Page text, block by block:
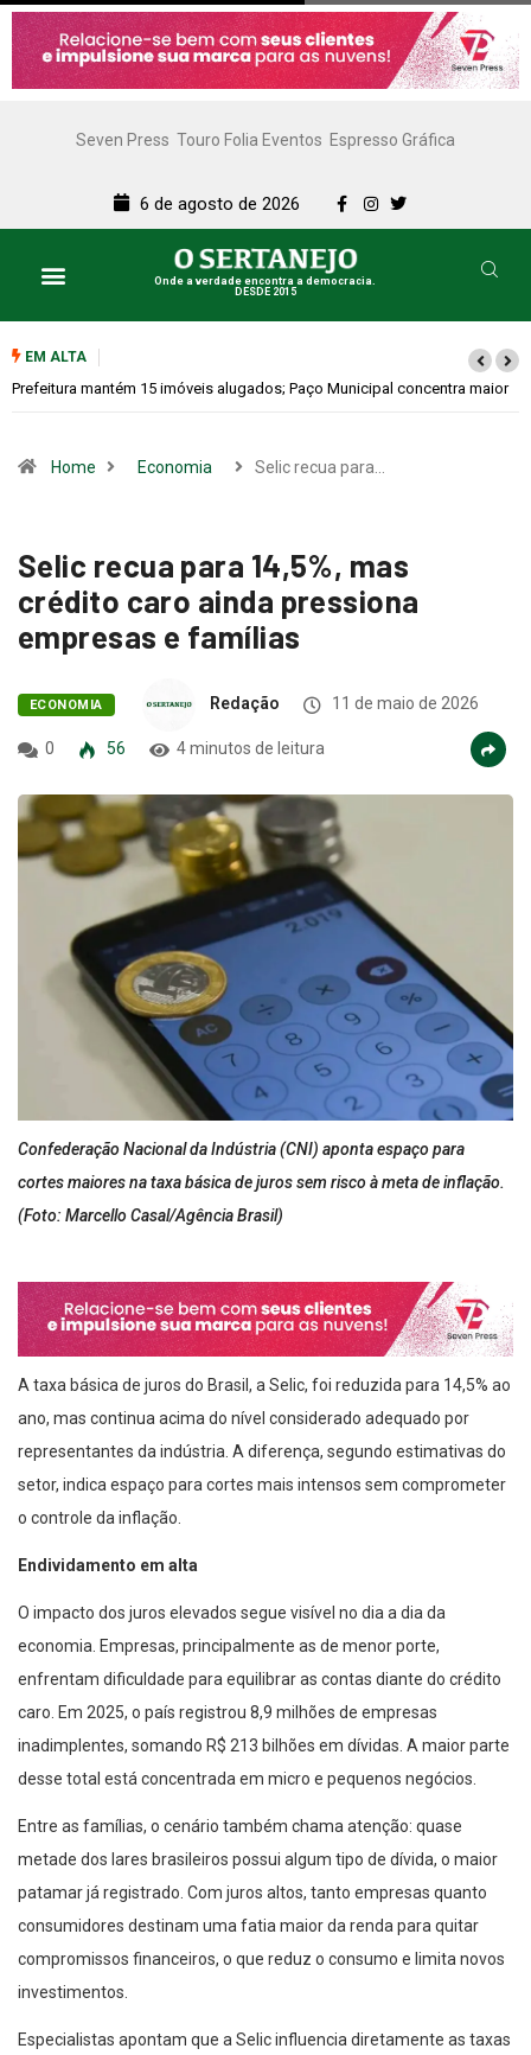
Seven Press Touro Folia Eventos Espresso Gráfica
6 de agosto de 2026
Onde a verdade encontra a democracia.
DESDE 2015
EM ALTA
Colina promove 1º Fórum de Turismo para discutir desenvolvimento
Home Economia Selic recua para…
Selic recua para 14,5%, mas
crédito caro ainda pressiona
empresas e famílias
ECONOMIA Redação 11 de maio de 2026
0 56 4 minutos de leitura
Confederação Nacional da Indústria (CNI) aponta espaço para
cortes maiores na taxa básica de juros sem risco à meta de inflação.
(Foto: Marcello Casal/Agência Brasil)
A taxa básica de juros do Brasil, a Selic, foi reduzida para 14,5% ao
ano, mas continua acima do nível considerado adequado por
representantes da indústria. A diferença, segundo estimativas do
setor, indica espaço para cortes mais intensos sem comprometer
o controle da inflação.
Endividamento em alta
O impacto dos juros elevados segue visível no dia a dia da
economia. Empresas, principalmente as de menor porte,
enfrentam dificuldade para equilibrar as contas diante do crédito
caro. Em 2025, o país registrou 8,9 milhões de empresas
inadimplentes, somando R$ 213 bilhões em dívidas. A maior parte
desse total está concentrada em micro e pequenos negócios.
Entre as famílias, o cenário também chama atenção: quase
metade dos lares brasileiros possui algum tipo de dívida, o maior
patamar já registrado. Com juros altos, tanto empresas quanto
consumidores destinam uma fatia maior da renda para quitar
compromissos financeiros, o que reduz o consumo e limita novos
investimentos.
Especialistas apontam que a Selic influencia diretamente as taxas